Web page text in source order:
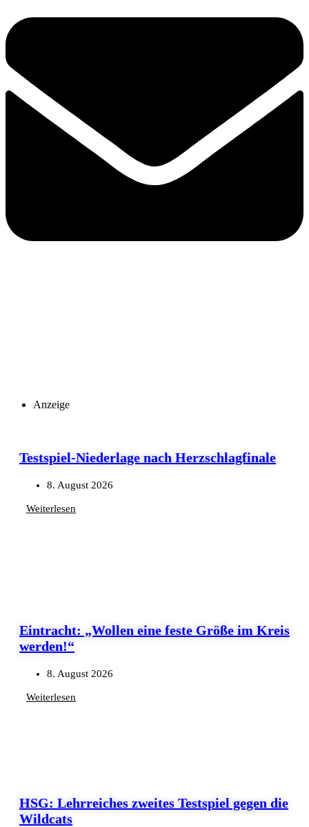
Anzeige
Testspiel-Niederlage nach Herzschlagfinale
8. August 2026
Weiterlesen
Eintracht: „Wollen eine feste Größe im Kreis
werden!“
8. August 2026
Weiterlesen
HSG: Lehrreiches zweites Testspiel gegen die
Wildcats